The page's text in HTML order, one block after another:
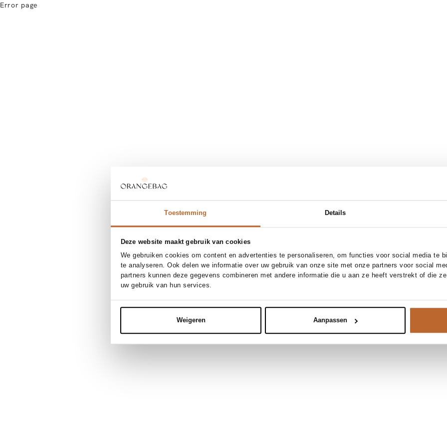
Toestemming Details
Deze website maakt gebruik van cookies
We gebruiken cookies om content en advertenties te personaliseren, om functies voor social media te
te analyseren. Ook delen we informatie over uw gebruik van onze site met onze partners voor social
partners kunnen deze gegevens combineren met andere informatie die u aan ze heeft verstrekt of die
uw gebruik van hun services.
Weigeren Aanpassen
Error page